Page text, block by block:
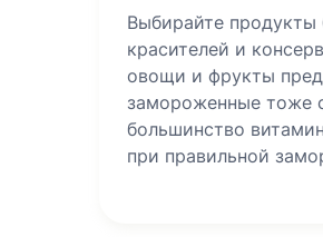
Выбирайте продукты
красителей и
овощи и фрукты
замороженные тоже
большинство
при правильной